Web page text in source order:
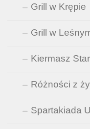
Grill w Krępie
Grill w
Kiermasz
Różności z
Spartakiada